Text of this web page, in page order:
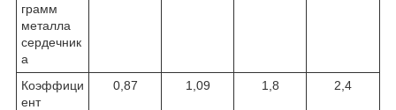
грамм
металла
сердечник
а
Коэффици
ент
0,87 1,09 1,8 2,4